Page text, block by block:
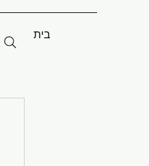
בית